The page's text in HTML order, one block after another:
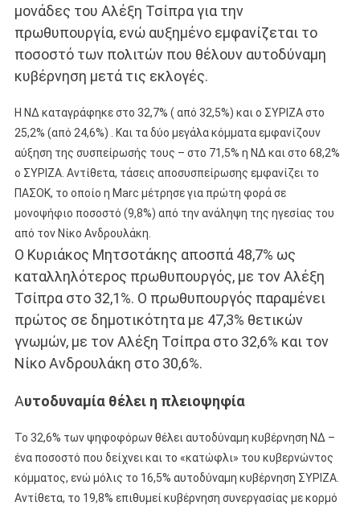
μονάδες του Αλέξη Τσίπρα για την
πρωθυπουργία, ενώ αυξημένο εμφανίζεται το
ποσοστό των πολιτών που θέλουν αυτοδύναμη
κυβέρνηση μετά τις εκλογές.
Η ΝΔ καταγράφηκε στο 32,7% ( από 32,5%) και ο ΣΥΡΙΖΑ στο
25,2% (από 24,6%) . Και τα δύο μεγάλα κόμματα εμφανίζουν
αύξηση της συσπείρωσής τους – στο 71,5% η ΝΔ και στο 68,2%
ο ΣΥΡΙΖΑ. Αντίθετα, τάσεις αποσυσπείρωσης εμφανίζει το
ΠΑΣΟΚ, το οποίο η Marc μέτρησε για πρώτη φορά σε
μονοψήφιο ποσοστό (9,8%) από την ανάληψη της ηγεσίας του
από τον Νίκο Ανδρουλάκη.
O Κυριάκος Μητσοτάκης αποσπά 48,7% ως
καταλληλότερος πρωθυπουργός, με τον Αλέξη
Τσίπρα στο 32,1%. Ο πρωθυπουργός παραμένει
πρώτος σε δημοτικότητα με 47,3% θετικών
γνωμών, με τον Αλέξη Τσίπρα στο 32,6% και τον
Νίκο Ανδρουλάκη στο 30,6%.
Αυτοδυναμία θέλει η πλειοψηφία
Το 32,6% των ψηφοφόρων θέλει αυτοδύναμη κυβέρνηση ΝΔ –
ένα ποσοστό που δείχνει και το «κατώφλι» του κυβερνώντος
κόμματος, ενώ μόλις το 16,5% αυτοδύναμη κυβέρνηση ΣΥΡΙΖΑ.
Αντίθετα, το 19,8% επιθυμεί κυβέρνηση συνεργασίας με κορμό